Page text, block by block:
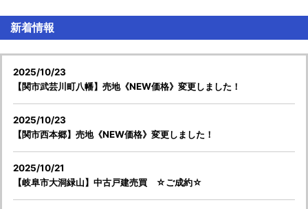
新着情報
2025/10/23
【関市武芸川町八幡】売地《NEW価格》変更しました！
2025/10/23
【関市西本郷】売地《NEW価格》変更しました！
2025/10/21
【岐阜市大洞緑山】中古戸建売買 ☆ご成約☆